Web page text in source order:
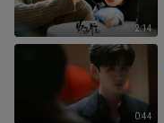
2:14
0:44